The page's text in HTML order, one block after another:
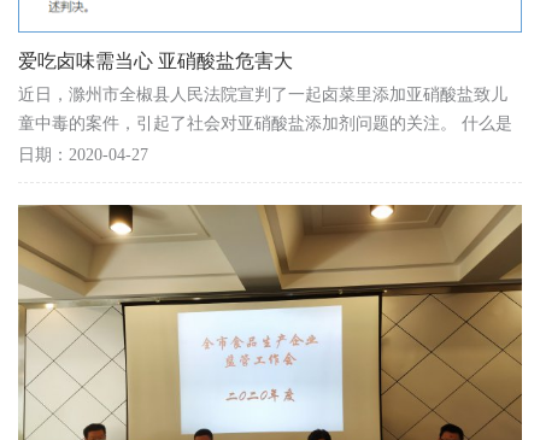
爱吃卤味需当心 亚硝酸盐危害大
近日，滁州市全椒县人民法院宣判了一起卤菜里添加亚硝酸盐致儿
童中毒的案件，引起了社会对亚硝酸盐添加剂问题的关注。 什么是
亚硝酸盐？ 亚硝酸盐是天然存在的，常见的有亚硝...
日期：2020-04-27